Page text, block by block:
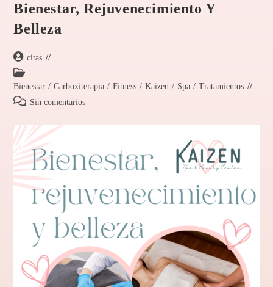
Bienestar, Rejuvenecimiento Y
Belleza
citas
Bienestar / Carboxiterapia / Fitness / Kaizen / Spa / Tratamientos
Sin comentarios